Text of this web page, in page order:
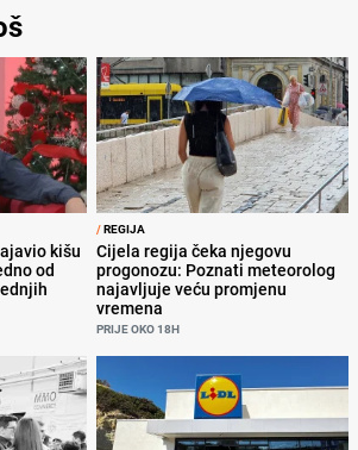
kišu
od
/REGIJA
Cijela regija čeka njegovu
progonozu: Poznati meteorolog
najavljuje veću promjenu
vremena
PRIJE OKO 18H